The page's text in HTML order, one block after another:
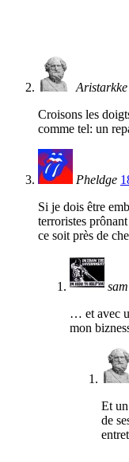
Aristarkke
Croisons les
comme tel: un
Pheldge
Si je dois être
terroristes
ce soit près de
… et avec
mon
Et
de